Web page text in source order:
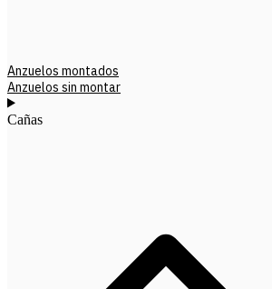
Anzuelos montados
Anzuelos sin montar
Cañas